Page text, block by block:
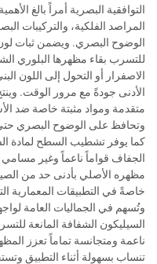
التوافقية البصرية أمراً بالغ
المراصد الفلكية، والتركيبات
الوضوح البصري. ويضمن ثبات لون
للتسرب بقاء مظهرها البلوري
الاصفرار أو التحول إلى اللون
الأدنى جودةً مع مرور الوقت.
متقدمة ومواد مثبتة خاصة ضد
وتحافظ على الوضوح البصري
كما يوفر تشطيب السطح لمادة
الجفاف قواماً ناعماً وغير
مظهره الأصلي بأدنى حد من
خاصةً في التطبيقات المعمارية
وتُسهم في الجماليات العامة
السيليكون الشفافة المانعة
ناعمة ومتجانسة تماماً تعزز
تنساب بسهولة أثناء التطبيق